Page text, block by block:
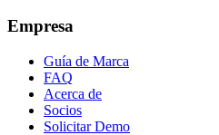
Empresa
Guía de Marca
FAQ
Acerca de
Socios
Solicitar Demo